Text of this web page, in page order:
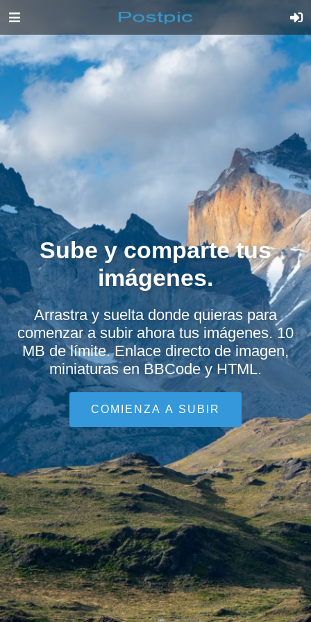
Sube y comparte tus
imágenes.
Arrastra y suelta donde quieras para
comenzar a subir ahora tus imágenes. 10
MB de límite. Enlace directo de imagen,
miniaturas en BBCode y HTML.
COMIENZA A SUBIR